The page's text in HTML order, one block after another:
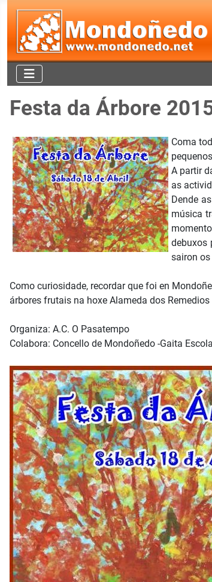
Festa da Árbore
Coma
A partir
as
Dende
música
debuxos
sairon
Como curiosidade, recordar que foi en
árbores frutais na hoxe Alameda dos
Organiza: A.C. O Pasatempo
Colabora: Concello de Mondoñedo -Gaita